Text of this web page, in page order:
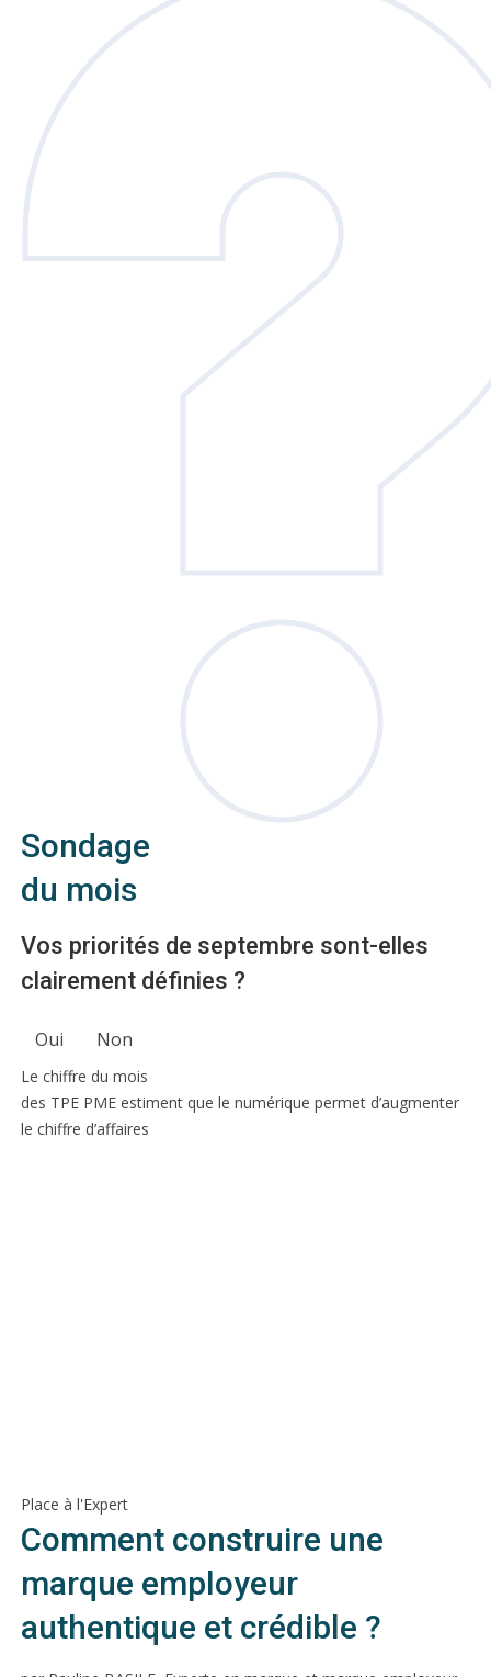
Sondage
du mois
Vos priorités de septembre sont-elles
clairement définies ?
Oui Non
Le chiffre du mois
des TPE PME estiment que le numérique permet d’augmenter
le chiffre d’affaires
Place à l'Expert
Comment construire une
marque employeur
authentique et crédible ?